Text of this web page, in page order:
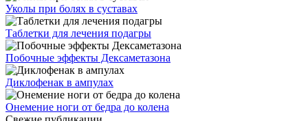
Уколы при болях в суставах
Таблетки для лечения подагры
Побочные эффекты Дексаметазона
Диклофенак в ампулах
Онемение ноги от бедра до колена